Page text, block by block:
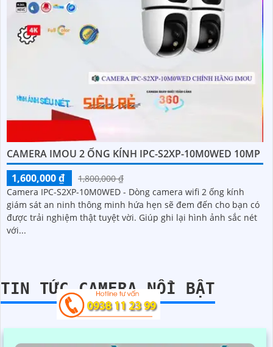
CAMERA IMOU 2 ỐNG KÍNH IPC-S2XP-10M0WED 10MP
1,600,000 ₫
1,800,000 ₫
Camera IPC-S2XP-10M0WED - Dòng camera wifi 2 ống kính
giám sát an ninh thông minh hứa hẹn sẽ đem đến cho bạn có
được trải nghiệm thật tuyệt vời. Giúp ghi lại hình ảnh sắc nét
với...
TIN TỨC CAMERA NỔI BẬT